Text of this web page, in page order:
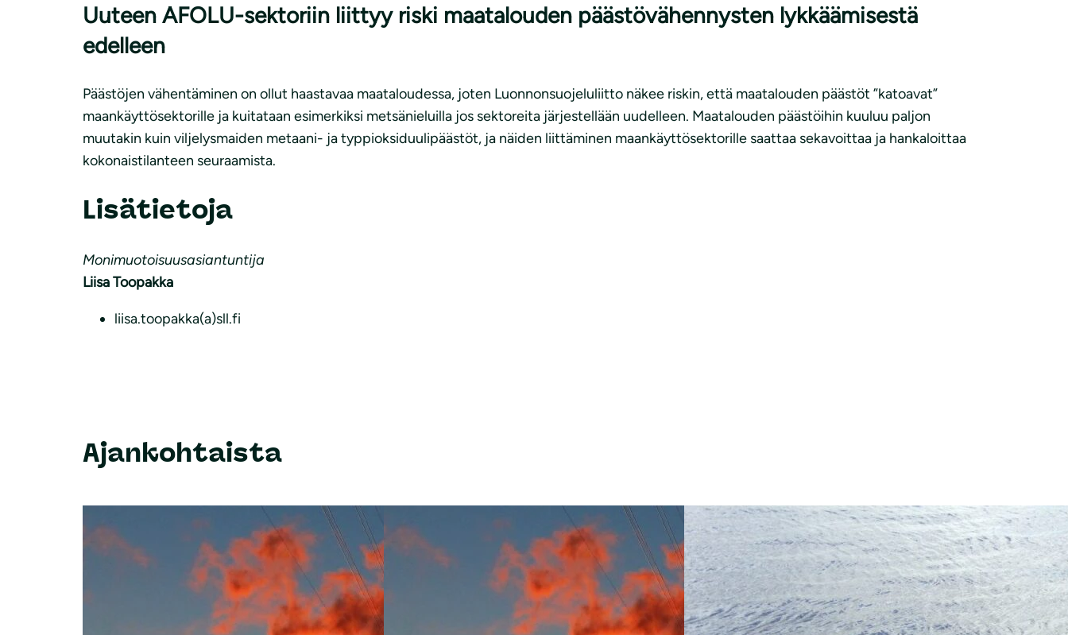
Uuteen AFOLU-sektoriin liittyy riski maatalouden päästövähennysten lykkäämisestä
edelleen
Päästöjen vähentäminen on ollut haastavaa maataloudessa, joten Luonnonsuojeluliitto näkee riskin, että maatalouden päästöt ”katoavat”
maankäyttösektorille ja kuitataan esimerkiksi metsänieluilla jos sektoreita järjestellään uudelleen. Maatalouden päästöihin kuuluu paljon
muutakin kuin viljelysmaiden metaani- ja typpioksiduulipäästöt, ja näiden liittäminen maankäyttösektorille saattaa sekavoittaa ja hankaloittaa
kokonaistilanteen seuraamista.
Lisätietoja
Monimuotoisuusasiantuntija
Liisa Toopakka
liisa.toopakka(a)sll.fi
Ajankohtaista